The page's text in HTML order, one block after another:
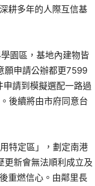
耕多年的人際互信基
園區，基地內建物皆
願申請公辦都更7599
請到模擬選配一路過
後續將由市府同意台
特定區」，劃定南港
更新會無法順利成立及
重燃信心。由鄰里長